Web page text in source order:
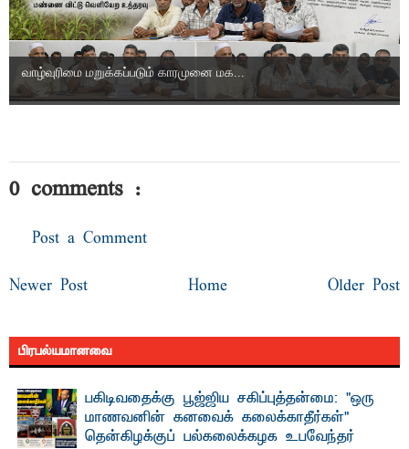
வாழ்வுரிமை மறுக்கப்படும் காரமுனை மக...
0 comments :
Post a Comment
Newer Post Older Post
Home
பிரபல்யமானவை
பகிடிவதைக்கு பூஜ்ஜிய சகிப்புத்தன்மை: "ஒரு
மாணவனின் கனவைக் கலைக்காதீர்கள்" –
தென்கிழக்குப் பல்கலைக்கழக உபவேந்தர்